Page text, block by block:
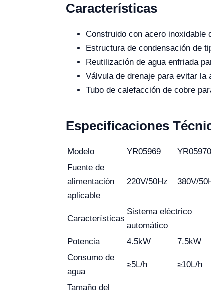
Características
Construido con acero inoxidable
Estructura de condensación de
Reutilización de agua enfriada
Válvula de drenaje para evitar
Tubo de calefacción de cobre
Especificaciones
Modelo YR05969
YR05970
Fuente de
alimentación
aplicable
220V/50Hz 380V/
Características
Sistema eléctrico
automático
Potencia
4.5kW
7.5kW
Consumo de
agua
≥5L/h ≥10L/h
Tamaño del